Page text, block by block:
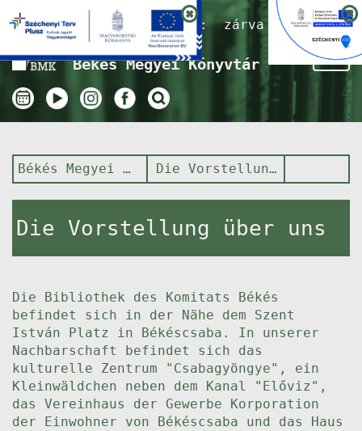
Nyitvatartás ma:zárva
Békés Megyei Könyvtár
Békés Megyei Könyvtár Die Vorstellung über uns
Die Vorstellung über uns
Die Bibliothek des Komitats Békés
befindet sich in der Nähe dem Szent
István Platz in Békéscsaba. In unserer
Nachbarschaft befindet sich das
kulturelle Zentrum "Csabagyöngye", ein
Kleinwäldchen neben dem Kanal "Előviz",
das Vereinhaus der Gewerbe Korporation
der Einwohner von Békéscsaba und das Haus